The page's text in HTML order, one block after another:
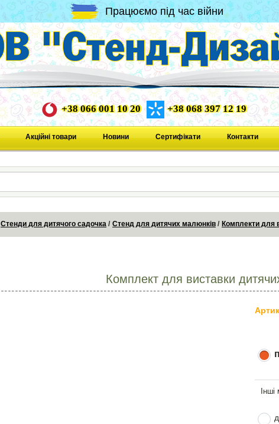
Працюємо під час війни
+38 066 001 10 20 +38 068 397 12 19
Акційні товари Новини Сертифікати Контакти
Стенди для дитячого садочка Стенд для дитячих малюнків Комплекти для
Комплект для виставки